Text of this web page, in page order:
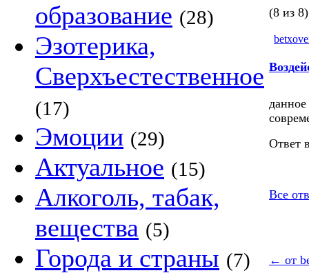
образование (28)
Эзотерика,
Сверхъестественное
(17)
Эмоции (29)
Актуальное (15)
Алкоголь, табак,
вещества (5)
Города и страны (7)
(8 из 8)
данное
Ответ
Все
← от